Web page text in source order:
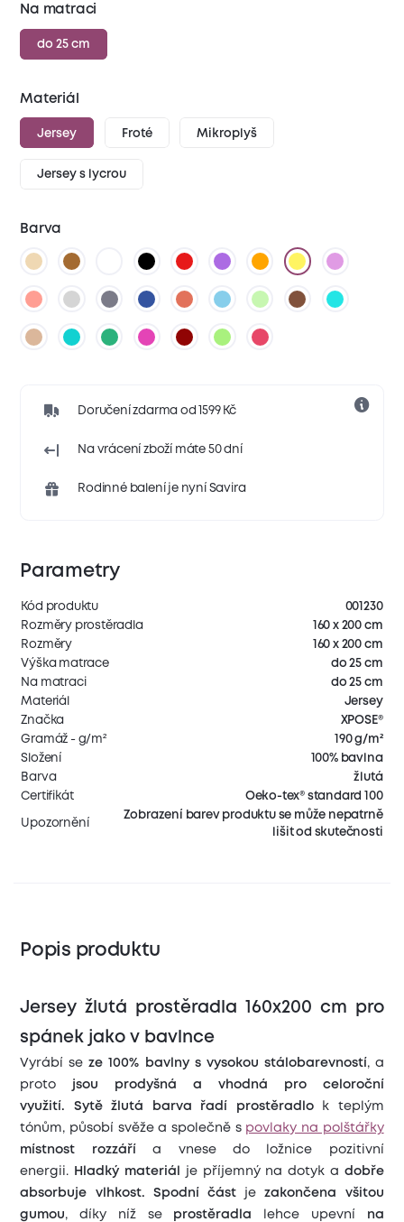
Na matraci
do 25 cm
Materiál
Jersey Froté Mikroplyš
Jersey s lycrou
Barva
Doručení zdarma od 1599 Kč
Na vrácení zboží máte 50 dní
Rodinné balení je nyní Savira
Parametry
Kód produktu
001230
Rozměry prostěradla
160 x 200 cm
Rozměry
160 x 200 cm
Výška matrace
do 25 cm
Na matraci
do 25 cm
Materiál
Jersey
Značka
XPOSE®
Gramáž - g/m²
190 g/m²
Složení
100% bavlna
Barva
žlutá
Certifikát
Oeko-tex® standard 100
Upozornění
Zobrazení barev produktu se může nepatrně
lišit od skutečnosti
Popis produktu
Jersey žlutá prostěradla 160x200 cm pro
spánek jako v bavlnce
Vyrábí seze 100% bavlny s vysokou stálobarevností, a
proto jsou prodyšná a vhodná pro celoroční
využití.
Sytě ž lutá barva řadí prostěradlok teplým
tónům, působí svěže a společně s povlaky na polštářky
místnost rozzáří a vnese do ložnice pozitivní
energii.
Hladký materiál je příjemný na dotyk a dobře
absorbuje vlhkost.
Spodní část jezakončena všitou
gumou, díky níž se prostěradla lehce upevní na